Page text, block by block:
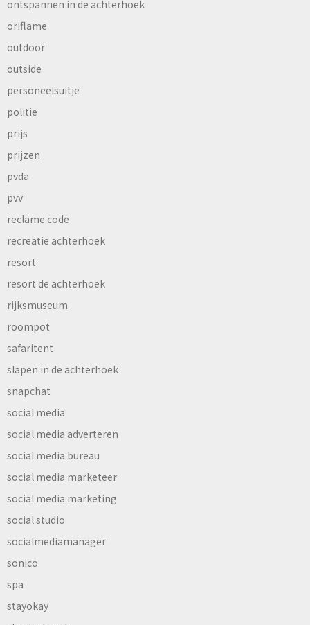
ontspannen in de achterhoek
oriflame
outdoor
outside
personeelsuitje
politie
prijs
prijzen
pvda
pvv
reclame code
recreatie achterhoek
resort
resort de achterhoek
rijksmuseum
roompot
safaritent
slapen in de achterhoek
snapchat
social media
social media adverteren
social media bureau
social media marketeer
social media marketing
social studio
socialmediamanager
sonico
spa
stayokay